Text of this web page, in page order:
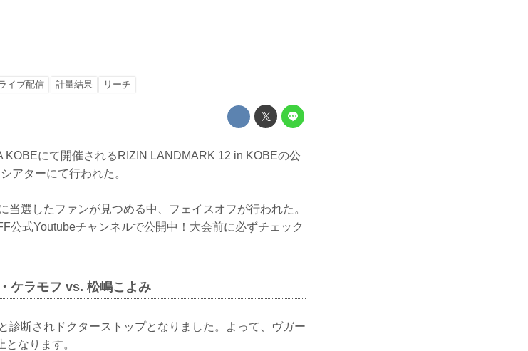
イブ配信 計量結果 リーチ
KOBEにて開催されるRIZIN LANDMARK 12 in KOBEの公
アターにて行われた。
選したファンが見つめる中、フェイスオフが行われた。
公式Youtubeチャンネルで公開中！大会前に必ずチェック
ケラモフ vs. 松嶋こよみ
診断されドクターストップとなりました。よって、ヴガー
なります。